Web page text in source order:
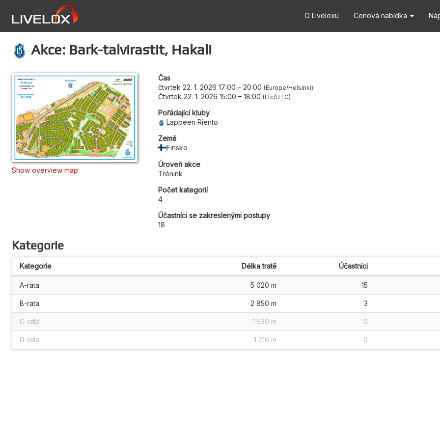
O Liveloxu Cenová nabídka
Akce: Bark-talvirastit, Hakali
Show overview map
Čas
čtvrtek 22. 1. 2026 17:00 – 20:00 Europe/Helsinki
Čtvrtek 22. 1. 2026 15:00 – 18:00 Etc/UTC
Pořádající kluby
Lappeen Riento
Země
Finsko
Úroveň akce
Trénink
Počet kategorií
4
Účastníci se zakreslenými postupy
18
Kategorie
Kategorie Délka tratě Účastníci
A-rata 5 020 m 15
B-rata 2 850 m 3
C-rata 1 530 m 0
D-rata 1 210 m 0